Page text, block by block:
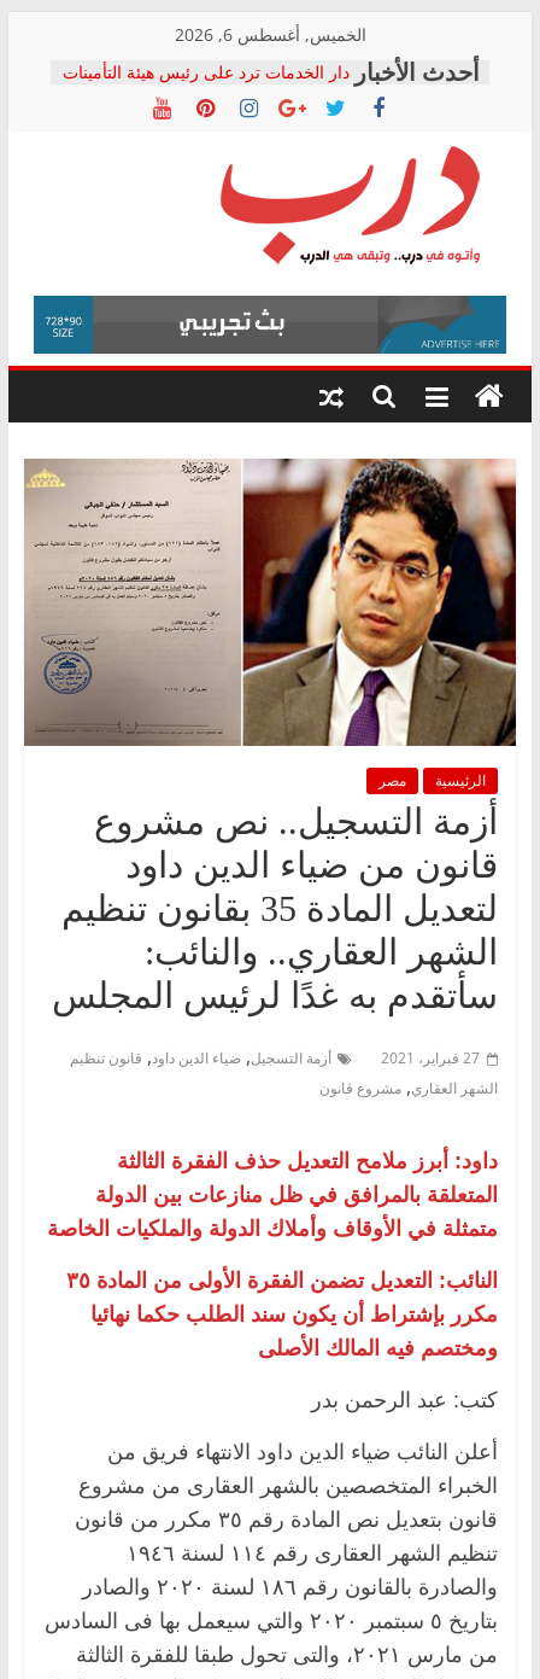
content
الخميس, أغسطس 6, 2026
دار الخدمات ترد على رئيس هيئة التأمينات
بعد مؤتمره الصحفي: إنكار الأزمة لا ينهي
معاناة أصحاب المعاشات.. ونطالب بكشف
فرحات سليمان يكتب: القطاع الصحي إلى
أين؟
حزب التحالف الشعبي يطلق لجنة “الحق
في الصحة” بالإسكندرية لرصد الانتهاكات
ودعم المرضى
الوزاري لمدينة الصحفيين.. وانتهاء أعمال
إنشاء المبنى الإداري
المجلس القومي لحقوق الإنسان يعلن
متابعة قضية الدكتور محمد زهران.. ويؤكد:
قرينة البراءة وضمانات المحاكمة العادلة
درب
وأتوه
درب..
وتبقى
هي
الرئيسية مصر
أزمة التسجيل.. نص مشروع
قانون من ضياء الدين داود
لتعديل المادة 35 بقانون تنظيم
الشهر العقاري.. والنائب:
سأتقدم به غدًا لرئيس المجلس
27 فبراير، 2021 أزمة التسجيل, ضياء الدين داود, قانون تنظيم
الشهر العقاري, مشروع قانون
داود: أبرز ملامح التعديل حذف الفقرة الثالثة
المتعلقة بالمرافق في ظل منازعات بين الدولة
متمثلة في الأوقاف وأملاك الدولة والملكيات الخاصة
النائب: التعديل تضمن الفقرة الأولى من المادة ٣٥
مكرر بإشتراط أن يكون سند الطلب حكما نهائيا
ومختصم فيه المالك الأصلى
كتب: عبد الرحمن بدر
أعلن النائب ضياء الدين داود الانتهاء فريق من
الخبراء المتخصصين بالشهر العقارى من مشروع
قانون بتعديل نص المادة رقم ٣٥ مكرر من قانون
تنظيم الشهر العقارى رقم ١١٤ لسنة ١٩٤٦
والصادرة بالقانون رقم ١٨٦ لسنة ٢٠٢٠ والصادر
بتاريخ ٥ سبتمبر ٢٠٢٠ والتي سيعمل بها فى السادس
من مارس ٢٠٢١، والتى تحول طبقا للفقرة الثالثة